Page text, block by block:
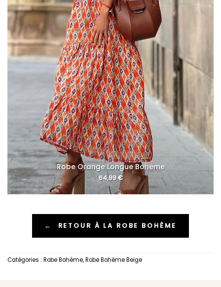
Robe Orange Longue Boheme
64,99€
← RETOUR À LA ROBE BOHÈME
Catégories : Robe Bohème,Robe Bohème Beige